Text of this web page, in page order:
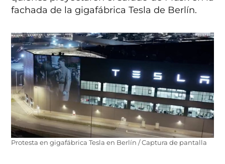
fachada de la gigafábrica Tesla de Berlín.
Protesta en gigafábrica Tesla en Berlín / Captura de pantalla